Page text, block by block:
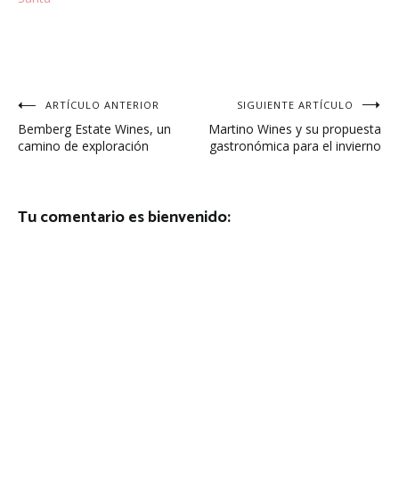
Navegación
de
ARTÍCULO ANTERIOR
Bemberg Estate Wines, un
camino de exploración
SIGUIENTE ARTÍCULO
Martino Wines y su propuesta
gastronómica para el invierno
Tu comentario es bienvenido: